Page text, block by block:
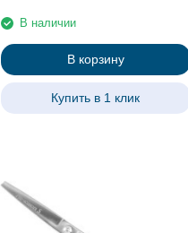
В наличии
В корзину
Купить в 1 клик